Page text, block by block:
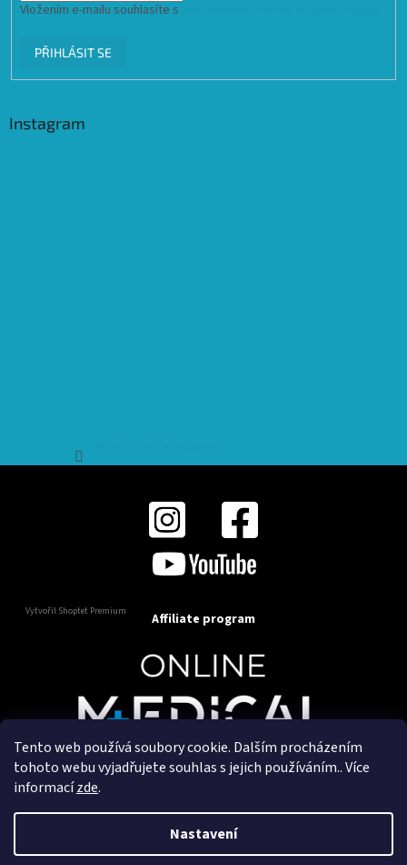
Tento web používá soubory cookie. Dalším procházením
tohoto webu vyjadřujete souhlas s jejich používáním.. Více
informacízde.
Nastavení
Vložením e-mailu souhlasíte s
PŘIHLÁSIT SE
Instagram
Vytvořil Shoptet Premium Affiliate program
Copyright 2025OnlineMedical.cz. Všechna práva
Vytvořil a marketingově zajišťuje